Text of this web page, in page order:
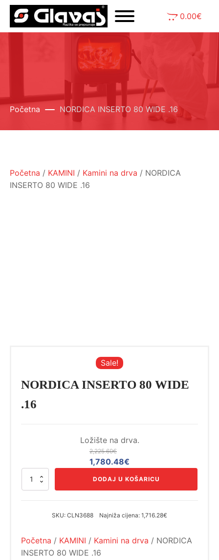
0.00€
Početna NORDICA INSERTO 80 WIDE .16
Početna / KAMINI / Kamini na drva / NORDICA
INSERTO 80 WIDE .16
Sale!
NORDICA INSERTO 80 WIDE
.16
Ložište na drva.
2,225.60€
Izvorna
1,780.48€
cijena
NORDICA
DODAJ U KOŠARICU
SKU: CLN3688 Najniža cijena: 1,716.28€
Početna / KAMINI / Kamini na drva / NORDICA
INSERTO 80 WIDE .16